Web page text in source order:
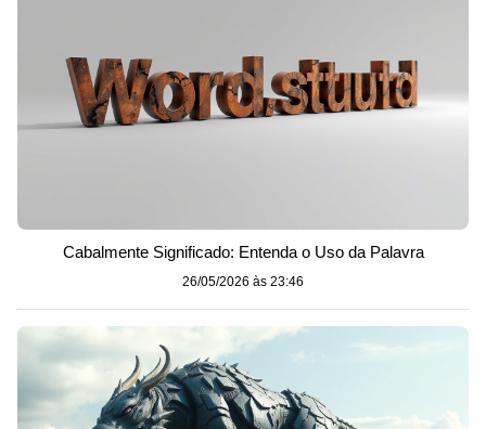
Cabalmente Significado: Entenda o Uso da Palavra
26/05/2026 às 23:46